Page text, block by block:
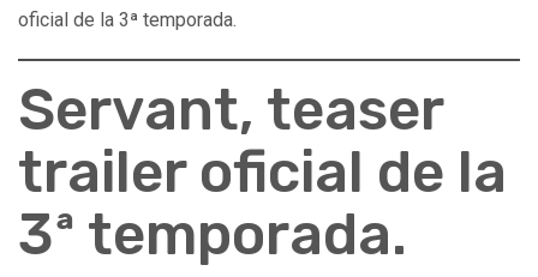
oficial de la 3ª temporada.
Servant, teaser
trailer oficial de la
3ª temporada.